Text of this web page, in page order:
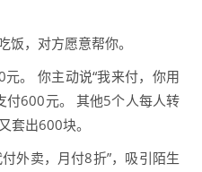
饭，对方愿意帮你。
。 你主动说“我来付，你用
付600元。 其他5个人每人转
套出600块。
外卖，月付8折”，吸引陌生